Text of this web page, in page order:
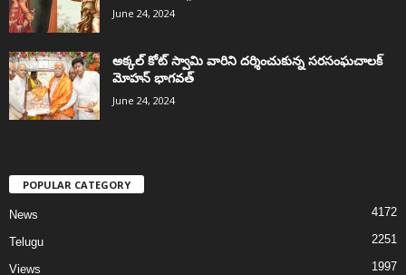
June 24, 2024
అక్కల్‌ కోట్‌ స్వామి వారిని దర్శించుకున్న సరసంఘచాలక్
మోహన్ భాగవత్
June 24, 2024
POPULAR CATEGORY
News 4172
Telugu 2251
Views 1997